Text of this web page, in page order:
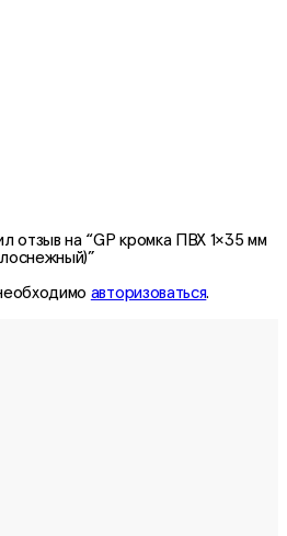
отзыв на “GP кромка ПВХ 1×35 мм
авторизоваться.